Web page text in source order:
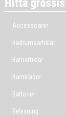
Hitta
Accessoarer
Badrumsartiklar
Barnartiklar
Barnkläder
Batterier
Belysning